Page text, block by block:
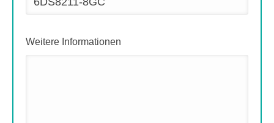
Weitere Informationen